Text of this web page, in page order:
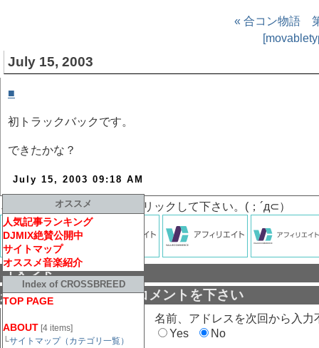
オススメ
人気記事ランキング
DJMIX絶賛公開中
サイトマップ
オススメ音楽紹介
Index of CROSSBREED
TOP PAGE
ABOUT [4 items]
└サイトマップ（カテゴリ一覧）
« 合コン物語
July 15, 2003
■
初トラックバックです。
できたかな？
July 15, 2003 09:18 AM
↓記事がもし面白かったらクリックして下さい。(；´д⊂）
コメント
是非この記事に対するコメントを下さい
名前、アドレスを次回から入力
Yes
No